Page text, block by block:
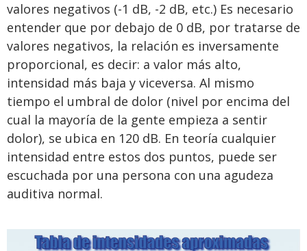
valores negativos (-1 dB, -2 dB, etc.) Es necesario
entender que por debajo de 0 dB, por tratarse de
valores negativos, la relación es inversamente
proporcional, es decir: a valor más alto,
intensidad más baja y viceversa. Al mismo
tiempo el umbral de dolor (nivel por encima del
cual la mayoría de la gente empieza a sentir
dolor), se ubica en 120 dB. En teoría cualquier
intensidad entre estos dos puntos, puede ser
escuchada por una persona con una agudeza
auditiva normal.